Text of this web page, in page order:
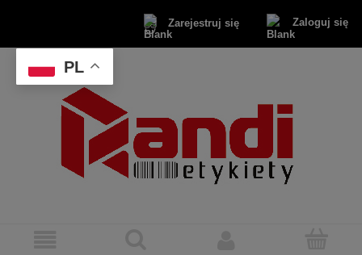
Zarejestruj się Zaloguj się
PL